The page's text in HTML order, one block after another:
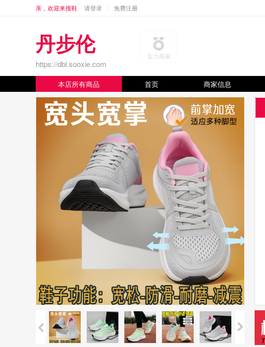
亲，欢迎来搜鞋 请登录 免费注册
丹步伦
https://dbl.sooxie.com
实力商家
本店所有商品 首页 商家信息